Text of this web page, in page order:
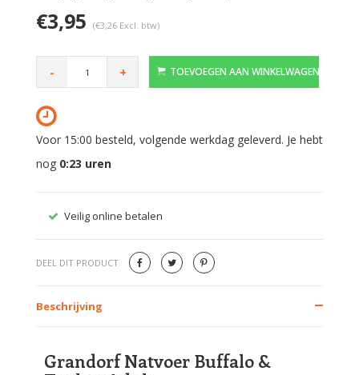
€3,95 (€3,26 Excl. btw)
- + TOEVOEGEN AAN WINKELWAGEN
Voor 15:00 besteld, volgende werkdag geleverd. Je hebt
nog 0:23 uren
Veilig online betalen
DEEL DIT PRODUCT
Beschrijving
Grandorf Natvoer Buffalo &